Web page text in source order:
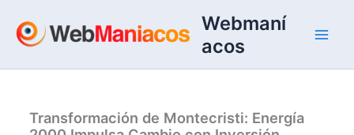
contenido
Webmaní
acos
Transformación de Montecristi: Energía